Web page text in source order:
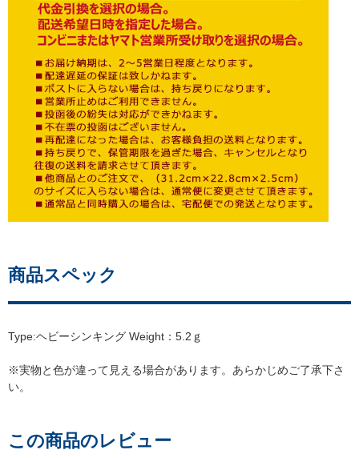
商品スペック
Type:ヘビーシンキング Weight：5.2ｇ
※実物と色が違って見える場合があります。あらかじめご了承下さ
い。
この商品のレビュー